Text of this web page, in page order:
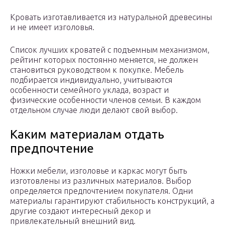
Кровать изготавливается из натуральной древесины
и не имеет изголовья.
Список лучших кроватей с подъемным механизмом,
рейтинг которых постоянно меняется, не должен
становиться руководством к покупке. Мебель
подбирается индивидуально, учитываются
особенности семейного уклада, возраст и
физические особенности членов семьи. В каждом
отдельном случае люди делают свой выбор.
Каким материалам отдать
предпочтение
Ножки мебели, изголовье и каркас могут быть
изготовлены из различных материалов. Выбор
определяется предпочтением покупателя. Одни
материалы гарантируют стабильность конструкций, а
другие создают интересный декор и
привлекательный внешний вид.